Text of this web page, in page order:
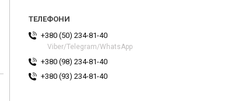
+380 (50) 234-81-40
Viber/Telegram/WhatsApp
+380 (98) 234-81-40
+380 (93) 234-81-40